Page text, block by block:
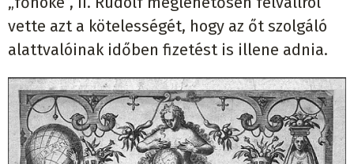
vette azt a kötelességét, hogy az őt szolgáló
alattvalóinak időben fizetést is illene adnia.